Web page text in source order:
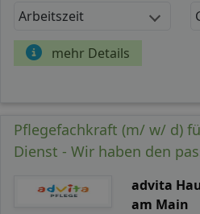
Arbeitszeit
mehr Details
Pflegefachkraft (m/ w/ d)
Dienst - Wir haben den
advita
am Main